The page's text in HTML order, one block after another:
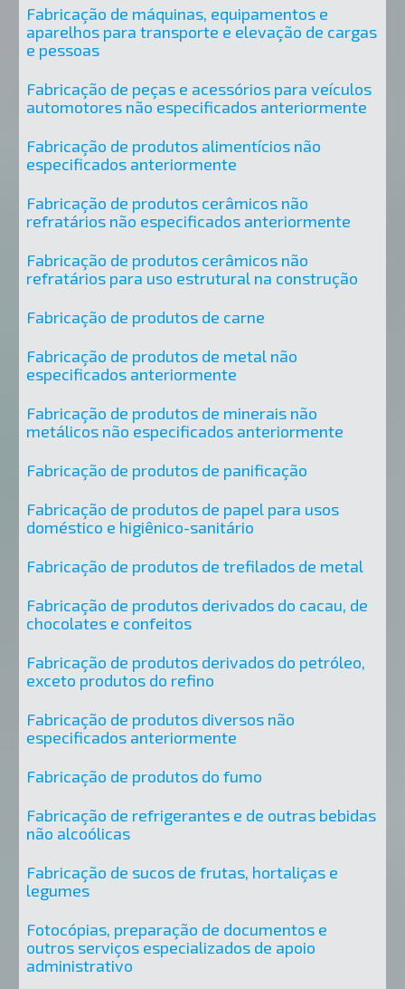
Fabricação de máquinas, equipamentos e
aparelhos para transporte e elevação de cargas
e pessoas
Fabricação de peças e acessórios para veículos
automotores não especificados anteriormente
Fabricação de produtos alimentícios não
especificados anteriormente
Fabricação de produtos cerâmicos não
refratários não especificados anteriormente
Fabricação de produtos cerâmicos não
refratários para uso estrutural na construção
Fabricação de produtos de carne
Fabricação de produtos de metal não
especificados anteriormente
Fabricação de produtos de minerais não
metálicos não especificados anteriormente
Fabricação de produtos de panificação
Fabricação de produtos de papel para usos
doméstico e higiênico-sanitário
Fabricação de produtos de trefilados de metal
Fabricação de produtos derivados do cacau, de
chocolates e confeitos
Fabricação de produtos derivados do petróleo,
exceto produtos do refino
Fabricação de produtos diversos não
especificados anteriormente
Fabricação de produtos do fumo
Fabricação de refrigerantes e de outras bebidas
não alcoólicas
Fabricação de sucos de frutas, hortaliças e
legumes
Fotocópias, preparação de documentos e
outros serviços especializados de apoio
administrativo